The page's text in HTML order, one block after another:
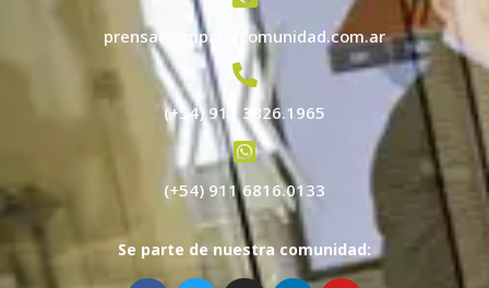
prensa@empatiacomunidad.com.ar
(+54) 911 3826.1965
(+54) 911 6816.0133
Se parte de nuestra comunidad: